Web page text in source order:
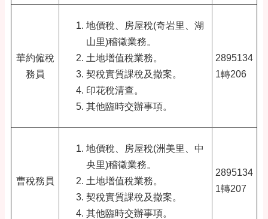
華約僱稅
務員
地價稅、房屋稅(奇岩里、湖
山里)稽徵業務。
土地增值稅業務。
契稅實質課稅及撤案。
印花稅清查。
其他臨時交辦事項。
2895134
1轉206
曹稅務員
地價稅、房屋稅(洲美里、中
央里)稽徵業務。
土地增值稅業務。
契稅實質課稅及撤案。
其他臨時交辦事項。
2895134
1轉207